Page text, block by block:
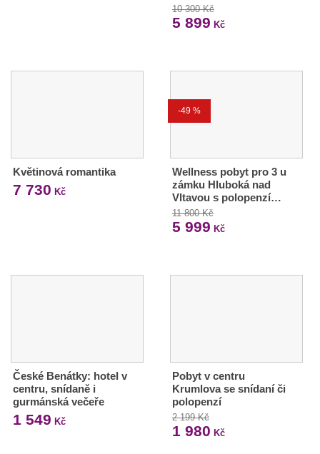
10 300 Kč
5 899 Kč
Květinová romantika
7 730 Kč
-49 %
Wellness pobyt pro 3 u
zámku Hluboká nad
Vltavou s polopenzí…
11 800 Kč
5 999 Kč
České Benátky: hotel v
centru, snídaně i
gurmánská večeře
1 549 Kč
Pobyt v centru
Krumlova se snídaní či
polopenzí
2 199 Kč
1 980 Kč